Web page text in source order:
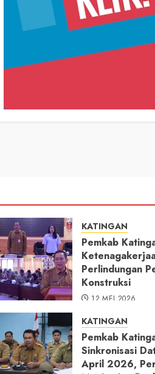
KATINGAN
Pemkab
Perlindungan
Konstruksi
12 MEI 2026
KATINGAN
Pemkab
Sinkronisasi
April 2026,